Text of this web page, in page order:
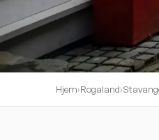
Hjem›Rogaland›